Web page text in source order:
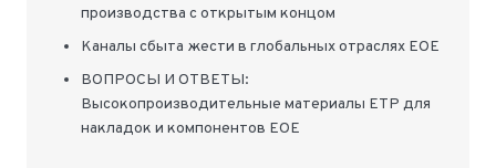
производства с открытым концом
Каналы сбыта жести в глобальных отраслях EOE
ВОПРОСЫ И ОТВЕТЫ:
Высокопроизводительные материалы ETP для
накладок и компонентов EOE